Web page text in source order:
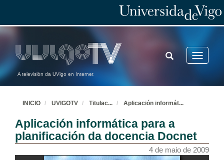
A televisión da UVigo en Internet
Toggle
TOGGLE
SEARCH
INICIO UVIGOTV Titulac... Aplicación informát...
Aplicación informática para a
planificación da docencia Docnet
4 de maio de 2009